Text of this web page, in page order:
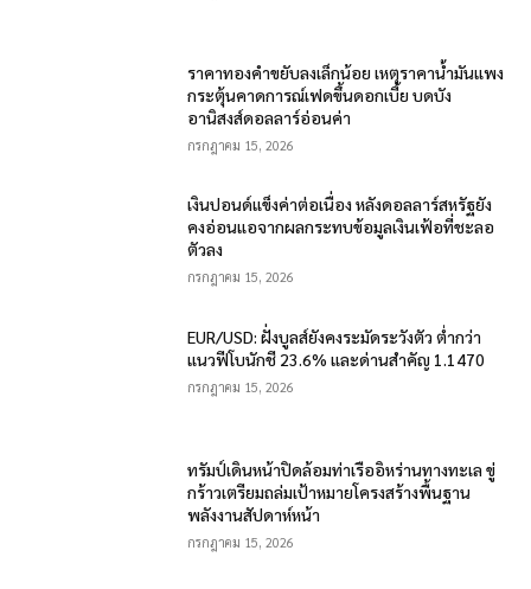
ราคาทองคำขยับลงเล็กน้อย เหตุราคาน้ำมันแพง
กระตุ้นคาดการณ์เฟดขึ้นดอกเบี้ย บดบัง
อานิสงส์ดอลลาร์อ่อนค่า
กรกฎาคม 15, 2026
เงินปอนด์แข็งค่าต่อเนื่อง หลังดอลลาร์สหรัฐยัง
คงอ่อนแอจากผลกระทบข้อมูลเงินเฟ้อที่ชะลอ
ตัวลง
กรกฎาคม 15, 2026
EUR/USD: ฝั่งบูลส์ยังคงระมัดระวังตัว ต่ำกว่า
แนวฟีโบนักชี 23.6% และด่านสำคัญ 1.1470
กรกฎาคม 15, 2026
ทรัมป์เดินหน้าปิดล้อมท่าเรืออิหร่านทางทะเล ขู่
กร้าวเตรียมถล่มเป้าหมายโครงสร้างพื้นฐาน
พลังงานสัปดาห์หน้า
กรกฎาคม 15, 2026